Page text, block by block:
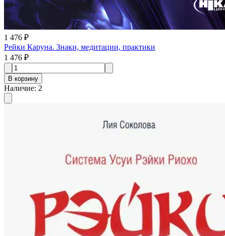
1 476 ₽
Рейки Каруна. Знаки, медитации, практики
1 476 ₽
В корзину
Наличие: 2